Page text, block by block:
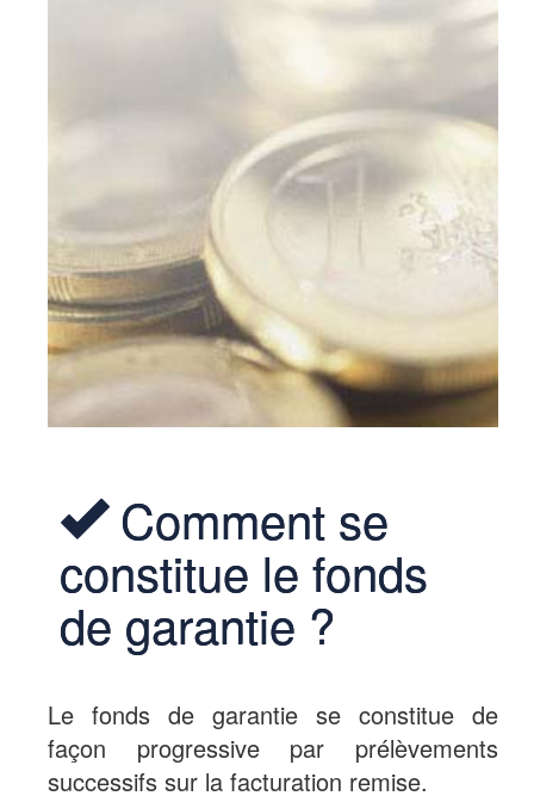
Comment se
constitue le fonds
de garantie ?
Le fonds de garantie se constitue de
façon progressive par prélèvements
successifs sur la facturation remise.